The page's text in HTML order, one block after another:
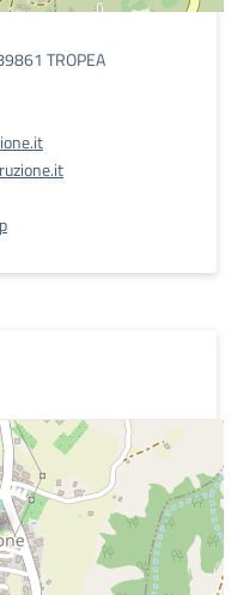
TROPEA